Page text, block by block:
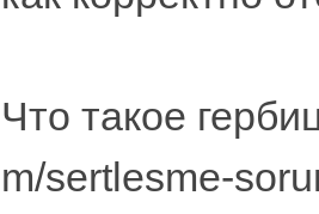
Что такое
m/sertlesme-